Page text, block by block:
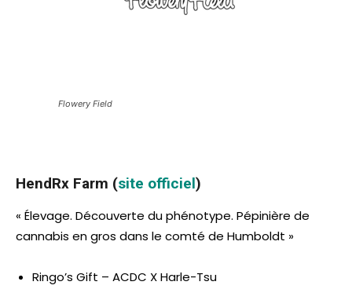
Flowery Field
HendRx Farm (site officiel)
« Élevage. Découverte du phénotype. Pépinière de
cannabis en gros dans le comté de Humboldt »
Ringo’s Gift – ACDC X Harle-Tsu